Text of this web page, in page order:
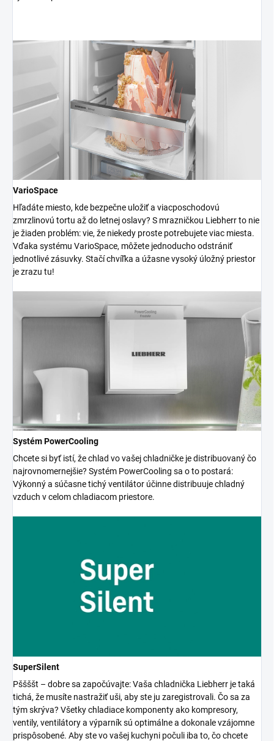
VarioSpace
Hľadáte miesto, kde bezpečne uložiť a viacposchodovú
zmrzlinovú tortu až do letnej oslavy? S mrazničkou Liebherr to nie
je žiaden problém: vie, že niekedy proste potrebujete viac miesta.
Vďaka systému VarioSpace, môžete jednoducho odstrániť
jednotlivé zásuvky. Stačí chvíľka a úžasne vysoký úložný priestor
je zrazu tu!
Systém PowerCooling
Chcete si byť istí, že chlad vo vašej chladničke je distribuovaný čo
najrovnomernejšie? Systém PowerCooling sa o to postará:
Výkonný a súčasne tichý ventilátor účinne distribuuje chladný
vzduch v celom chladiacom priestore.
SuperSilent
Pššššt – dobre sa započúvajte: Vaša chladnička Liebherr je taká
tichá, že musíte nastražiť uši, aby ste ju zaregistrovali. Čo sa za
tým skrýva? Všetky chladiace komponenty ako kompresory,
ventily, ventilátory a výparník sú optimálne a dokonale vzájomne
prispôsobené. Aby ste vo vašej kuchyni počuli iba to, čo chcete